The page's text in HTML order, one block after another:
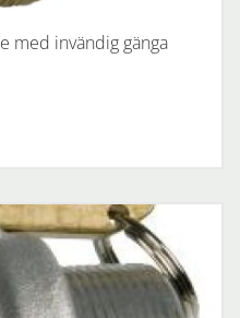
med invändig gänga